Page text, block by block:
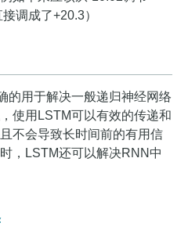
调成了+20.3）
的用于解决一般递归神经网络
，使用LSTM可以有效的传递和
不会导致长时间前的有用信
，LSTM还可以解决RNN中